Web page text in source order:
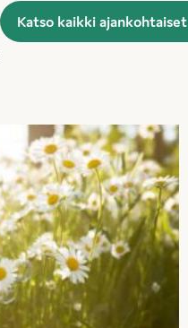
Katso kaikki ajankohtaiset